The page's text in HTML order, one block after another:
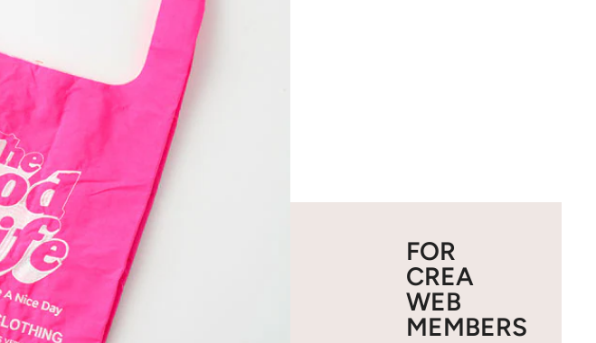
FOR
CREA
WEB
MEMBERS